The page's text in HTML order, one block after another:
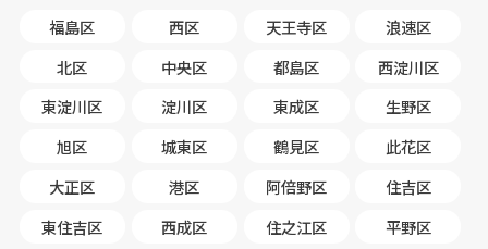
福島区 西区 天王寺区
浪速区
北区
中央区 都島区
西淀川区
東淀川区
淀川区 東成区
生野区
旭区
城東区 鶴見区
此花区
大正区
港区 阿倍野区
住吉区
東住吉区
西成区 住之江区 平野区